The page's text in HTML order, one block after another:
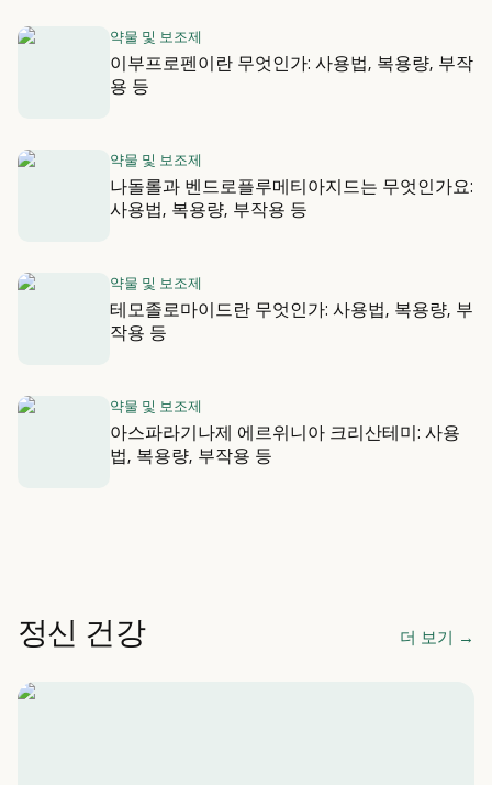
약물 및 보조제
이부프로펜이란 무엇인가: 사용법, 복용량, 부작
용 등
약물 및 보조제
나돌롤과 벤드로플루메티아지드는 무엇인가요:
사용법, 복용량, 부작용 등
약물 및 보조제
테모졸로마이드란 무엇인가: 사용법, 복용량, 부
작용 등
약물 및 보조제
아스파라기나제 에르위니아 크리산테미: 사용
법, 복용량, 부작용 등
정신 건강 더 보기 →